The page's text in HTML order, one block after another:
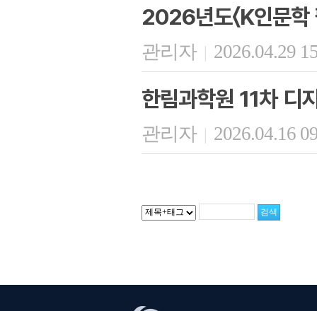
2026년도〈K인문학
관리자 | 2026.04.29
한림과학원 11차 디
관리자 | 2026.04.16